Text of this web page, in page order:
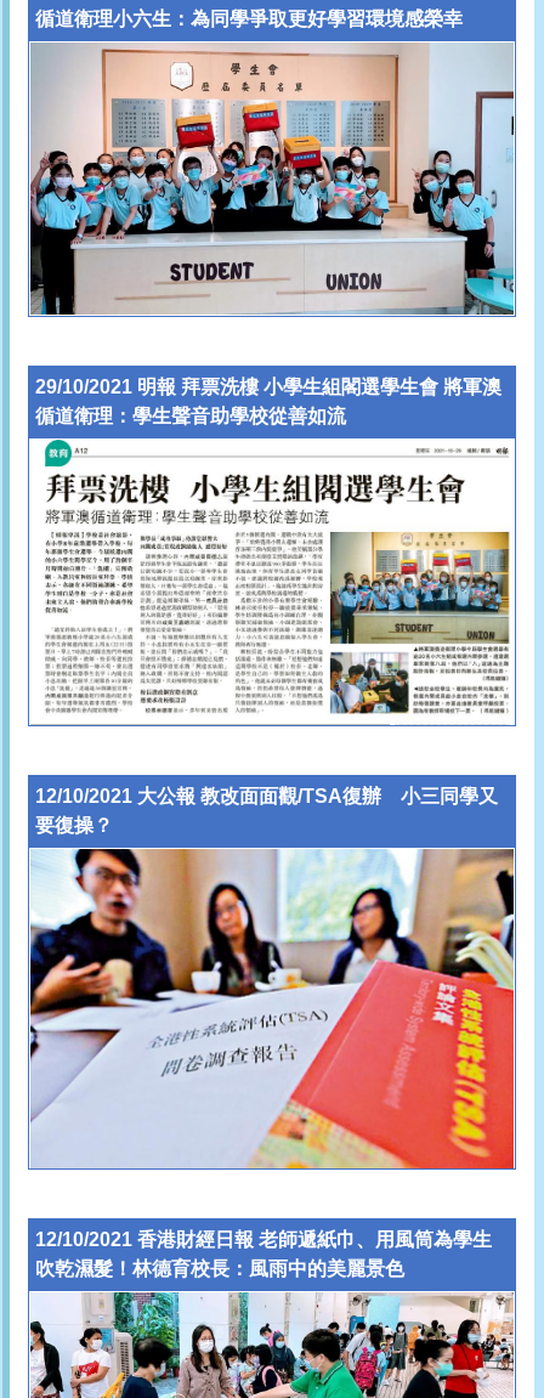
循道衛理小六生：為同學爭取更好學習環境感榮幸
29/10/2021 明報 拜票洗樓 小學生組閣選學生會 將軍澳
循道衛理：學生聲音助學校從善如流
12/10/2021 大公報 教改面面觀/TSA復辦 小三同學又
要復操？
12/10/2021 香港財經日報 老師遞紙巾、用風筒為學生
吹乾濕髮！林德育校長：風雨中的美麗景色